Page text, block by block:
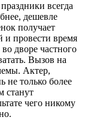
всегда
дешевле
получает
и провести время
дворе частного
Вызов на
Актер,
не только более
станут
чего никому